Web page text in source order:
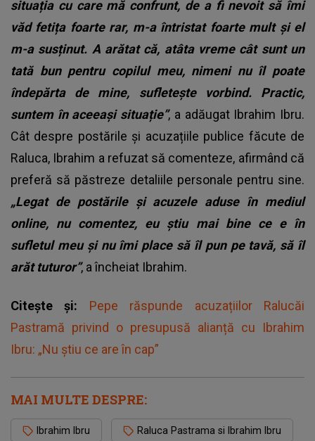
situația cu care mă confrunt, de a fi nevoit să îmi
văd fetița foarte rar, m-a întristat foarte mult și el
m-a susținut. A arătat că, atâta vreme cât sunt un
tată bun pentru copilul meu, nimeni nu îl poate
îndepărta de mine, sufletește vorbind. Practic,
suntem în aceeaşi situație”, a adăugat Ibrahim Ibru.
Cât despre postările și acuzațiile publice făcute de
Raluca, Ibrahim a refuzat să comenteze, afirmând că
preferă să păstreze detaliile personale pentru sine.
„Legat de postările și acuzele aduse în mediul
online, nu comentez, eu știu mai bine ce e în
sufletul meu și nu îmi place să îl pun pe tavă, să îl
arăt tuturor”, a încheiat Ibrahim.
Citește și: Pepe răspunde acuzațiilor Ralucăi
Pastramă privind o presupusă alianță cu Ibrahim
Ibru: „Nu ştiu ce are în cap”
MAI MULTE DESPRE:
Ibrahim Ibru Raluca Pastrama si Ibrahim Ibru